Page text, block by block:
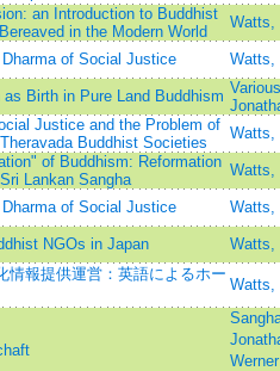
an Introduction to Buddhist
in the Modern World
Watts,
of Social Justice Watts,
as Birth in Pure Land Buddhism Various
Justice and the Problem of
Buddhist Societies
Watts,
of Buddhism: Reformation
Lankan Sangha
Watts,
of Social Justice Watts,
NGOs in Japan
Watts,
情報提供運営：英語によるホー
Watts,